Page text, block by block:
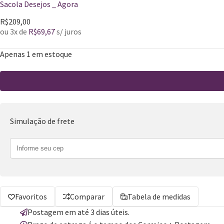
Sacola Desejos _ Agora
R$209,00
ou 3x de R$69,67s/ juros
Apenas 1 em estoque
Simulação de frete
Favoritos Comparar
Tabela de medidas
Postagem em até 3 dias úteis.